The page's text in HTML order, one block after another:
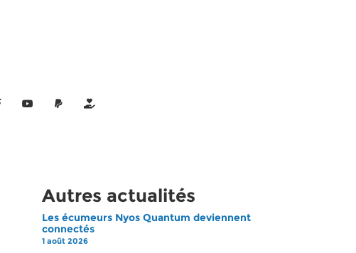
Autres actualités
Les écumeurs Nyos Quantum deviennent
connectés
1 août 2026